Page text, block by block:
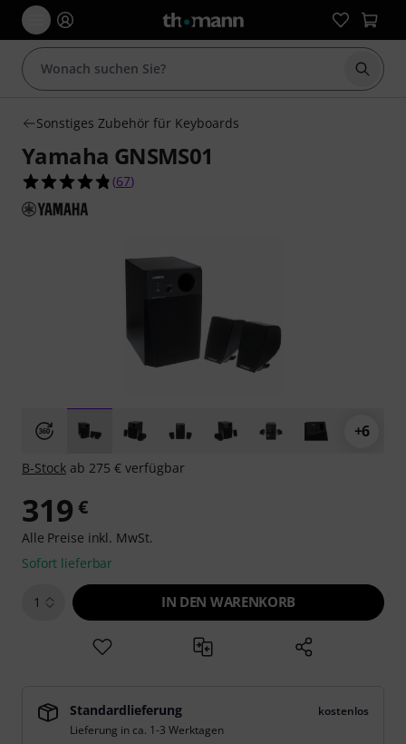
Suche
Sonstiges Zubehör für Keyboards
Yamaha GNSMS01
4.8 von 5 Sternen aus 67 Kundenbewertungen
(67)
+6
B-Stock ab 275 € verfügbar
319 €
Alle Preise inkl. MwSt.
Sofort lieferbar
1 IN DEN WARENKORB
Standardlieferung
kostenlos
Lieferung in ca. 1-3 Werktagen